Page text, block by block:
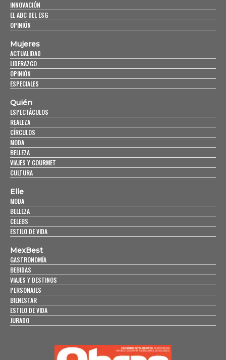
INNOVACIÓN
EL ABC DEL ESG
OPINIÓN
Mujeres
ACTUALIDAD
LIDERAZGO
OPINIÓN
ESPECIALES
Quién
ESPECTÁCULOS
REALEZA
CÍRCULOS
MODA
BELLEZA
VIAJES Y GOURMET
CULTURA
Elle
MODA
BELLEZA
CELEBS
ESTILO DE VIDA
MexBest
GASTRONOMÍA
BEBIDAS
VIAJES Y DESTINOS
PERSONAJES
BIENESTAR
ESTILO DE VIDA
JURADO